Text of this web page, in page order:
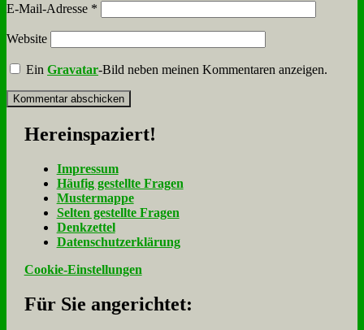
E-Mail-Adresse *
Website
EinGravatar-Bild neben meinen Kommentaren anzeigen.
Her­ein­spa­ziert!
Im­pres­sum
Häu­fig ge­stell­te Fra­gen
Mu­ster­map­pe
Sel­ten ge­stell­te Fra­gen
Denk­zet­tel
Da­ten­schutz­er­klä­rung
Cookie-Einstellungen
Für Sie an­ge­rich­tet: